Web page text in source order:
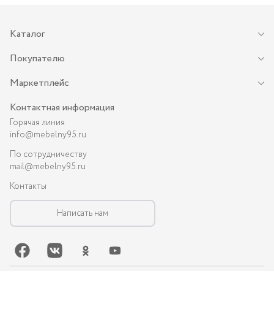
Каталог
Покупателю
Маркетплейс
Контактная информация
Горячая линия
info@mebelny95.ru
По сотрудничеству
mail@mebelny95.ru
Контакты
Написать нам